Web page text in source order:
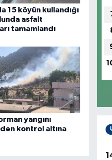
15 köyün kullandığı
asfalt
tamamlandı
yangını
kontrol altına